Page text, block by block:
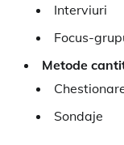
Interviuri
Focus-
Metode
Sondaje